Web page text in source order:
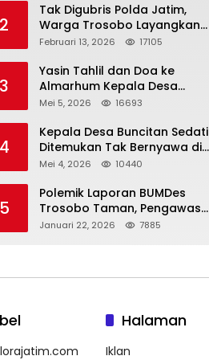
2
Tak Digubris Polda Jatim,
Warga Trosobo Layangkan
Dumas Dugaan Korupsi
Kapolri
Februari 13, 2026 17105
3
Yasin Tahlil dan Doa ke
Almarhum Kepala Desa
Buncitan Digelar Dua Lokasi
Mei 5, 2026 16693
4
Kepala Desa Buncitan Sedati
Ditemukan Tak Bernyawa di
Ruang Kerja, Dugaan Bunuh
Mei 4, 2026 10440
5
Polemik Laporan BUMDes
Trosobo Taman, Pengawas
Walk Out dan Sebut
Januari 22, 2026 7885
Halaman
Iklan